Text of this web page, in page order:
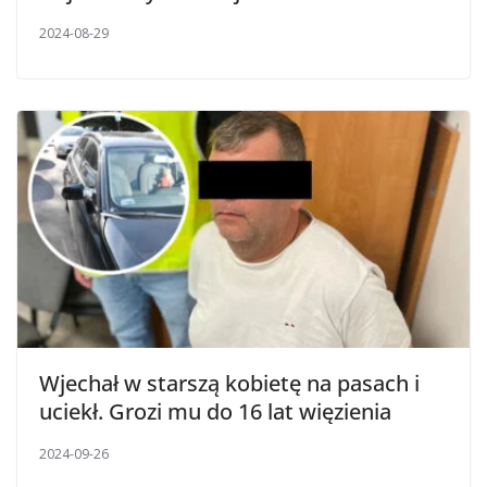
2024-08-29
Wjechał w starszą kobietę na pasach i
uciekł. Grozi mu do 16 lat więzienia
2024-09-26